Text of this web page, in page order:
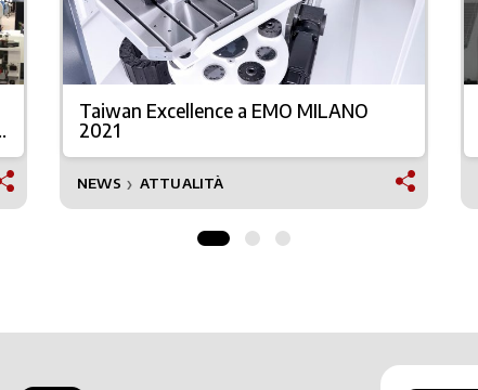
Taiwan Excellence a EMO MILANO
2021
NEWS ❯ ATTUALITÀ